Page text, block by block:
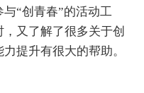
“创青春”的活动工
又了解了很多关于创
提升有很大的帮助。